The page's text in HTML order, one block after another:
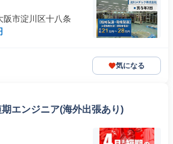
阪市淀川区十八条
気になる
エンジニア(海外出張あり)